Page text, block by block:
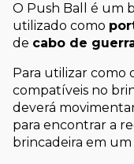
O Push Ball é um
utilizado como
de cabo de
Para utilizar como
compatíveis no
deverá
para encontrar a
brincadeira em